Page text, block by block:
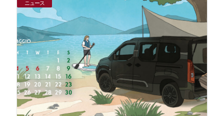
ニュース